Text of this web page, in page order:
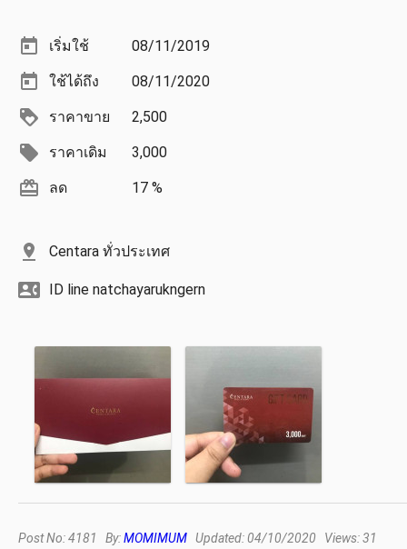
เริ่มใช้ 08/11/2019
ใช้ได้ถึง 08/11/2020
ราคาขาย 2,500
ราคาเดิม 3,000
ลด 17 %
Centara ทั่วประเทศ
ID line natchayarukngern
Post No: 4181 By:MOMIMUM Updated: 04/10/2020 Views: 31